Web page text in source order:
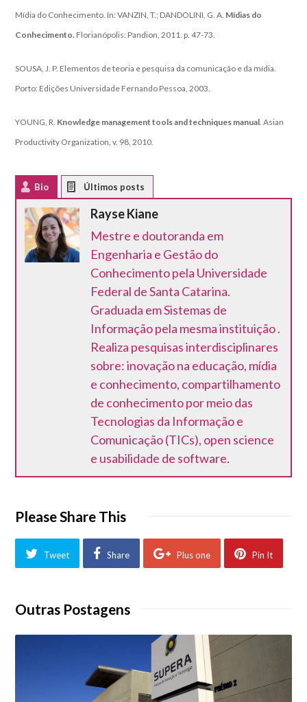
Mídia do Conhecimento. In: VANZIN, T.; DANDOLINI, G. A. Mídias do
Conhecimento. Florianópolis: Pandion, 2011. p. 47-73.
SOUSA, J. P. Elementos de teoria e pesquisa da comunicação e da mídia.
Porto: Edições Universidade Fernando Pessoa, 2003.
YOUNG, R. Knowledge management tools and techniques manual. Asian
Productivity Organization, v. 98, 2010.
Bio
Rayse Kiane
Mestre e doutoranda em
Engenharia e Gestão do
Conhecimento pela Universidade
Federal de Santa Catarina.
Graduada em Sistemas de
Informação pela mesma instituição .
Realiza pesquisas interdisciplinares
sobre: inovação na educação, mídia
e conhecimento, compartilhamento
de conhecimento por meio das
Tecnologias da Informação e
Comunicação (TICs), open science
e usabilidade de software.
Please Share This
Tweet Share Plus one Pin It
Outras Postagens